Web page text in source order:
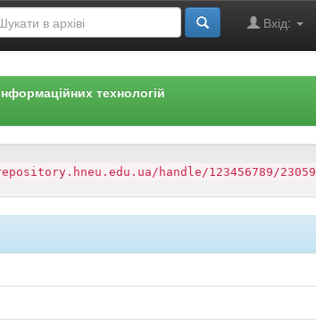
Вхід:
технологій
handle/123456789/23059